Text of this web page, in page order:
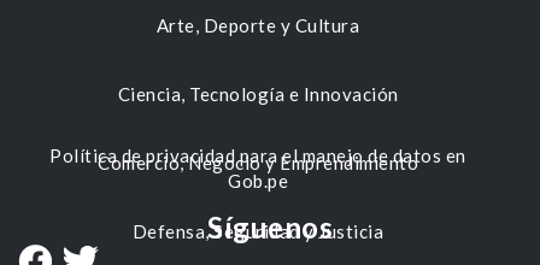
Arte, Deporte y Cultura
Ciencia, Tecnología e Innovación
Comercio, Negocio y Emprendimiento
Defensa, Seguridad y Justicia
Política de privacidad para el manejo de datos en
Gob.pe
Síguenos